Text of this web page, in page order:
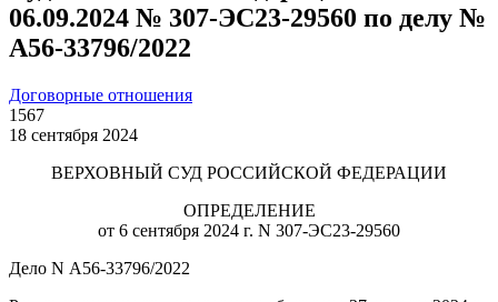
06.09.2024 № 307-ЭС23-29560 по делу №
А56-33796/2022
Договорные отношения
1567
18 сентября 2024
ВЕРХОВНЫЙ СУД РОССИЙСКОЙ ФЕДЕРАЦИИ
ОПРЕДЕЛЕНИЕ
от 6 сентября 2024 г. N 307-ЭС23-29560
Дело N А56-33796/2022